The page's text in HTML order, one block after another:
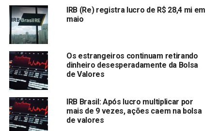
a eventual queda das ações da IRB Brasil .
LEIA TAMBÉM:
dividendos aos acionistas em 2020
Compartilhar:
Copy
Link
WhatsApp
TwitterFacebook
Reddit
TÓPICOS RELACIONADOS: IRBR3
PRÓXIMA:
IRB (Re) registra lucro de R$ 28,4 mi em
maio
Os estrangeiros continuam retirando
dinheiro desesperadamente da Bolsa
de Valores
IRB Brasil: Após lucro multiplicar por
mais de 9 vezes, ações caem na bolsa
de valores